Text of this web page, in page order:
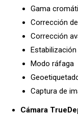
Gama
Corrección
Corrección
Modo ráfaga
Captura de
Cámara